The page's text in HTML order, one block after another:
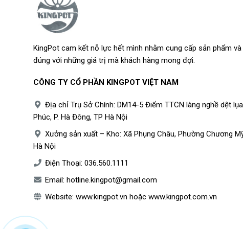
Chậu Composite
Hãy liên hệ ngay với chúng tôi để nhận tư vấn về chậu
KINGPOTnhận thiết kế, sản xuất các loại
Giao hàng tận nơi MIỄN PHÍ
trong nội thành Hà Nội (Đối
– Thời gian đặt hàng, sản xuất nhanh nhất thị trường.
– Đóng gói, giao nhận hàng chuyên nghiệp và cẩn thận.
Liên hệ
KingPot cam kết nỗ lực hết mình nhằm cung cấp sản phẩm
đúng với những giá trị mà khách hàng mong đợi.
CÔNG TY CỔ PHẦN KINGPOT VIỆT NAM
Địa chỉ Trụ Sở Chính: DM14-5 Điểm TTCN làng nghề dệt
Phúc, P. Hà Đông, TP Hà Nội
Xưởng sản xuất – Kho: Xã Phụng Châu, Phường Chương
Hà Nội
Điện Thoại: 036.560.1111
Email: hotline.kingpot@gmail.com
Website: www.kingpot.vn hoặc www.kingpot.com.vn